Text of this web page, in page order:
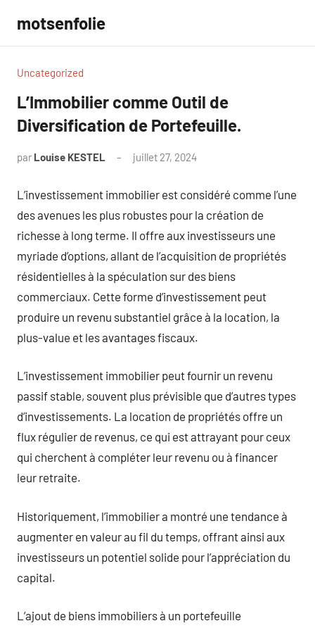
contenu
motsenfolie
Uncategorized
L’Immobilier comme Outil de
Diversification de Portefeuille.
par Louise KESTEL juillet 27, 2024
L’investissement immobilier est considéré comme l’une
des avenues les plus robustes pour la création de
richesse à long terme. Il offre aux investisseurs une
myriade d’options, allant de l’acquisition de propriétés
résidentielles à la spéculation sur des biens
commerciaux. Cette forme d’investissement peut
produire un revenu substantiel grâce à la location, la
plus-value et les avantages fiscaux.
L’investissement immobilier peut fournir un revenu
passif stable, souvent plus prévisible que d’autres types
d’investissements. La location de propriétés offre un
flux régulier de revenus, ce qui est attrayant pour ceux
qui cherchent à compléter leur revenu ou à financer
leur retraite.
Historiquement, l’immobilier a montré une tendance à
augmenter en valeur au fil du temps, offrant ainsi aux
investisseurs un potentiel solide pour l’appréciation du
capital.
L’ajout de biens immobiliers à un portefeuille